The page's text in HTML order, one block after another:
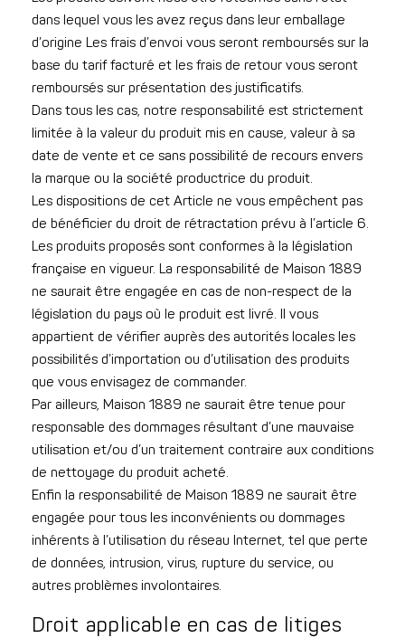
dans lequel vous les avez reçus dans leur emballage
d’origine Les frais d’envoi vous seront remboursés sur la
base du tarif facturé et les frais de retour vous seront
remboursés sur présentation des justificatifs.
Dans tous les cas, notre responsabilité est strictement
limitée à la valeur du produit mis en cause, valeur à sa
date de vente et ce sans possibilité de recours envers
la marque ou la société productrice du produit.
Les dispositions de cet Article ne vous empêchent pas
de bénéficier du droit de rétractation prévu à l’article 6.
Les produits proposés sont conformes à la législation
française en vigueur. La responsabilité de Maison 1889
ne saurait être engagée en cas de non-respect de la
législation du pays où le produit est livré. Il vous
appartient de vérifier auprès des autorités locales les
possibilités d’importation ou d’utilisation des produits
que vous envisagez de commander.
Par ailleurs, Maison 1889 ne saurait être tenue pour
responsable des dommages résultant d’une mauvaise
utilisation et/ou d’un traitement contraire aux conditions
de nettoyage du produit acheté.
Enfin la responsabilité de Maison 1889 ne saurait être
engagée pour tous les inconvénients ou dommages
inhérents à l’utilisation du réseau Internet, tel que perte
de données, intrusion, virus, rupture du service, ou
autres problèmes involontaires.
Droit applicable en cas de litiges